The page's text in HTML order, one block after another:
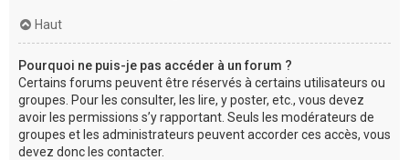
Haut
Pourquoi ne puis-je pas accéder à un forum ?
Certains forums peuvent être réservés à certains utilisateurs ou
groupes. Pour les consulter, les lire, y poster, etc., vous devez
avoir les permissions s’y rapportant. Seuls les modérateurs de
groupes et les administrateurs peuvent accorder ces accès, vous
devez donc les contacter.